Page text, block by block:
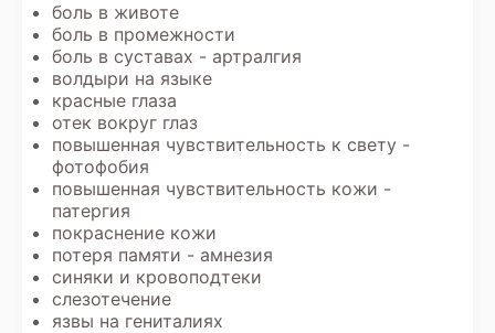
боль в животе
боль в промежности
боль в суставах - артралгия
волдыри на языке
красные глаза
отек вокруг глаз
повышенная чувствительность к свету -
фотофобия
повышенная чувствительность кожи -
патергия
покраснение кожи
потеря памяти - амнезия
синяки и кровоподтеки
слезотечение
язвы на гениталиях